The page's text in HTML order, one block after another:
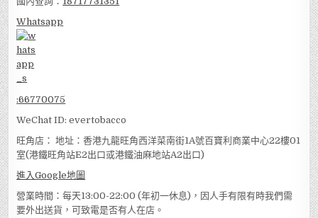
Whatsapp
:66770075
WeChat ID: evertobacco
旺角店： 地址：香港九龍旺角西洋菜南街1A號百寶利商業中心22樓01
室(港鐵旺角站E2出口或港鐵油麻地站A2出口)
進入Google地圖
營業時間：每天13:00-22:00 (年初一休息)，因人手有限有時我們需
要外出送貨，可致電是否有人在店。